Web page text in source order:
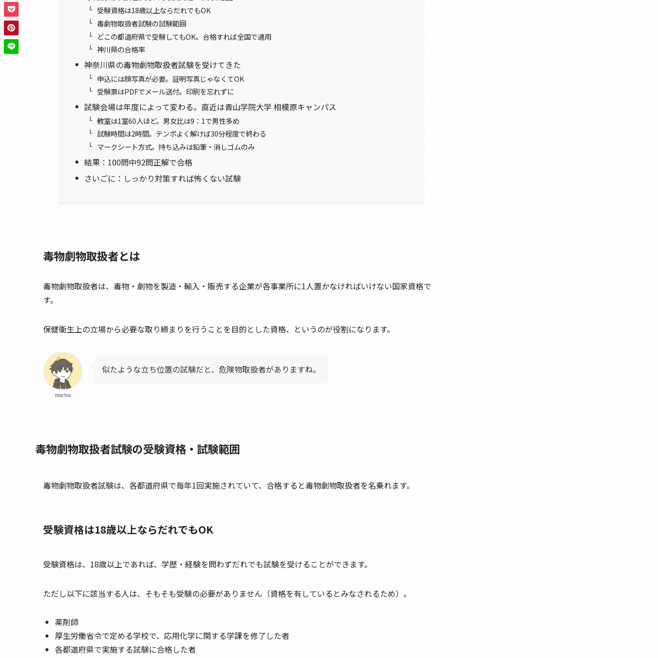
受験資格は18歳以上ならだれでもOK
毒劇物取扱者試験の試験範囲
どこの都道府県で受験してもOK。合格すれば全国で通用
神川県の合格率
神奈川県の毒物劇物取扱者試験を受けてきた
申込には顔写真が必要。証明写真じゃなくてOK
受験票はPDFでメール送付。印刷を忘れずに
試験会場は年度によって変わる。直近は青山学院大学 相模原キャンパス
教室は1室60人ほど。男女比は9：1で男性多め
試験時間は2時間。テンポよく解けば30分程度で終わる
マークシート方式。持ち込みは鉛筆・消しゴムのみ
結果：100問中92問正解で合格
さいごに：しっかり対策すれば怖くない試験
毒物劇物取扱者とは
毒物劇物取扱者は、毒物・劇物を製造・輸入・販売する企業が各事業所に1人置かなければいけない国家資格で
す。
保健衛生上の立場から必要な取り締まりを行うことを目的とした資格、というのが役割になります。
mochio
似たような立ち位置の試験だと、危険物取扱者がありますね。
毒物劇物取扱者試験の受験資格・試験範囲
毒物劇物取扱者試験は、各都道府県で毎年1回実施されていて、合格すると毒物劇物取扱者を名乗れます。
受験資格は18歳以上ならだれでもOK
受験資格は、18歳以上であれば、学歴・経験を問わずだれでも試験を受けることができます。
ただし以下に該当する人は、そもそも受験の必要がありません（資格を有しているとみなされるため）。
薬剤師
厚生労働省令で定める学校で、応用化学に関する学課を修了した者
各都道府県で実施する試験に合格した者